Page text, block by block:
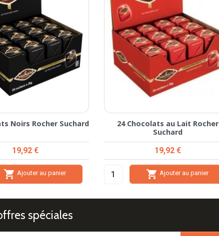
Noirs Rocher Suchard
Prix
19,92 €
 Ajouter au panier
24 Chocolats au Lait Rocher
Suchard
Prix
19,92 €
 Ajouter au panier
spéciales